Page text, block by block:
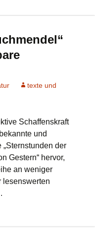
texte und
Schaffenskraft
und
„Sternstunden der
Gestern“ hervor,
an weniger
lesenswerten